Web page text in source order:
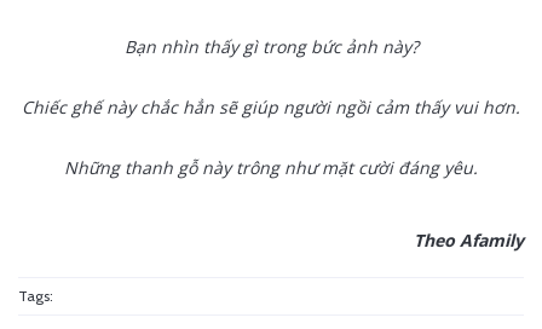
Bạn nhìn thấy gì trong bức ảnh này?
Chiếc ghế này chắc hẳn sẽ giúp người ngồi cảm thấy vui hơn.
Những thanh gỗ này trông như mặt cười đáng yêu.
Theo Afamily
Tags: